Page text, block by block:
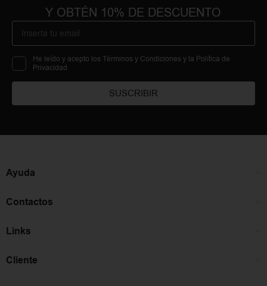
Y OBTÉN 10% DE DESCUENTO
He leído y acepto los Términos y Condiciones y la Política de
Privacidad
SUSCRIBIR
Ayuda
Contactos
Links
Cliente